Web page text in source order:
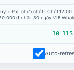
+ PnL chưa chốt · Chốt 12:00
đ nhận 30 ngày VIP
10.115
Auto-